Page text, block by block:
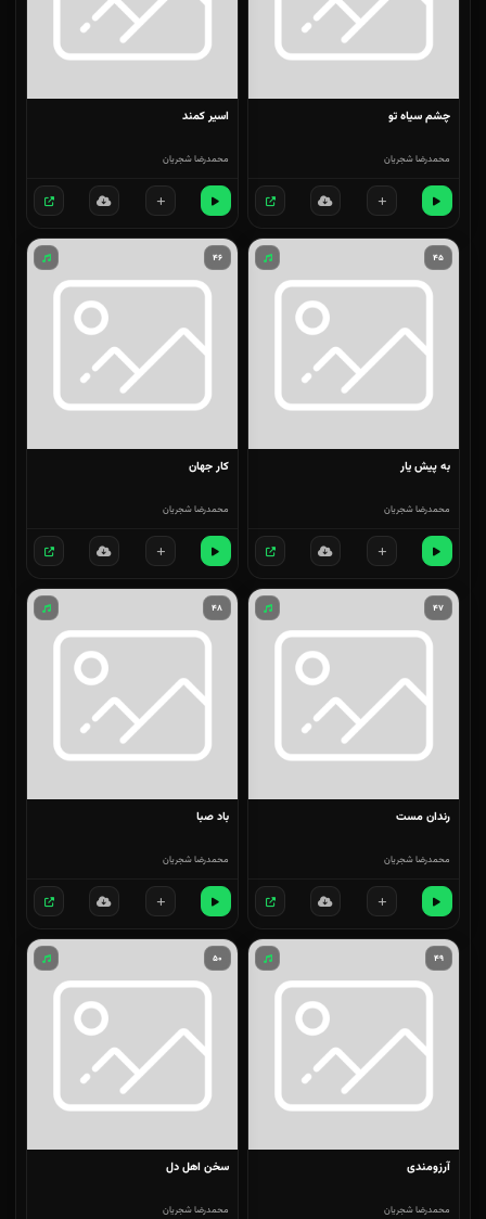
چشم سیاه تو
محمدرضا شجریان
اسیر کمند
محمدرضا شجریان
۴۵
به پیش یار
محمدرضا شجریان
۴۶
کار جهان
محمدرضا شجریان
۴۷
رندان مست
محمدرضا شجریان
۴۸
باد صبا
محمدرضا شجریان
۴۹
آرزومندی
محمدرضا شجریان
۵۰
سخن اهل دل
محمدرضا شجریان